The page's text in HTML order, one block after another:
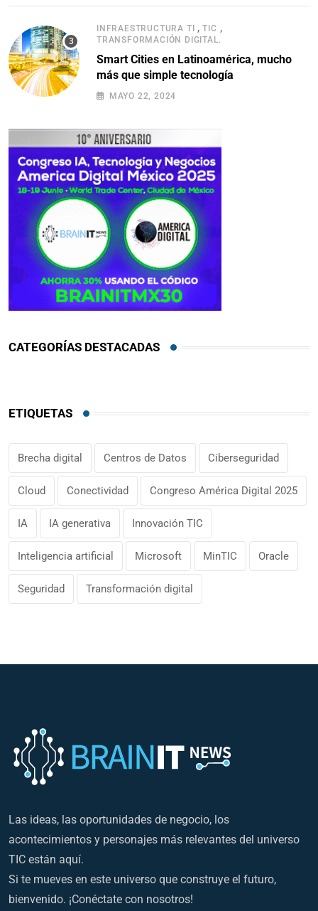
INFRAESTRUCTURA TI ,TIC ,
TRANSFORMACIÓN DIGITAL.
Smart Cities en Latinoamérica, mucho
más que simple tecnología
MAYO 22, 2024
CATEGORÍAS DESTACADAS
ETIQUETAS
Brecha digital Centros de Datos Ciberseguridad
Cloud Conectividad Congreso América Digital 2025
IA IA generativa Innovación TIC
Inteligencia artificial Microsoft MinTIC Oracle
Seguridad Transformación digital
Las ideas, las oportunidades de negocio, los
acontecimientos y personajes más relevantes del universo
TIC están aquí.
Si te mueves en este universo que construye el futuro,
bienvenido. ¡Conéctate con nosotros!